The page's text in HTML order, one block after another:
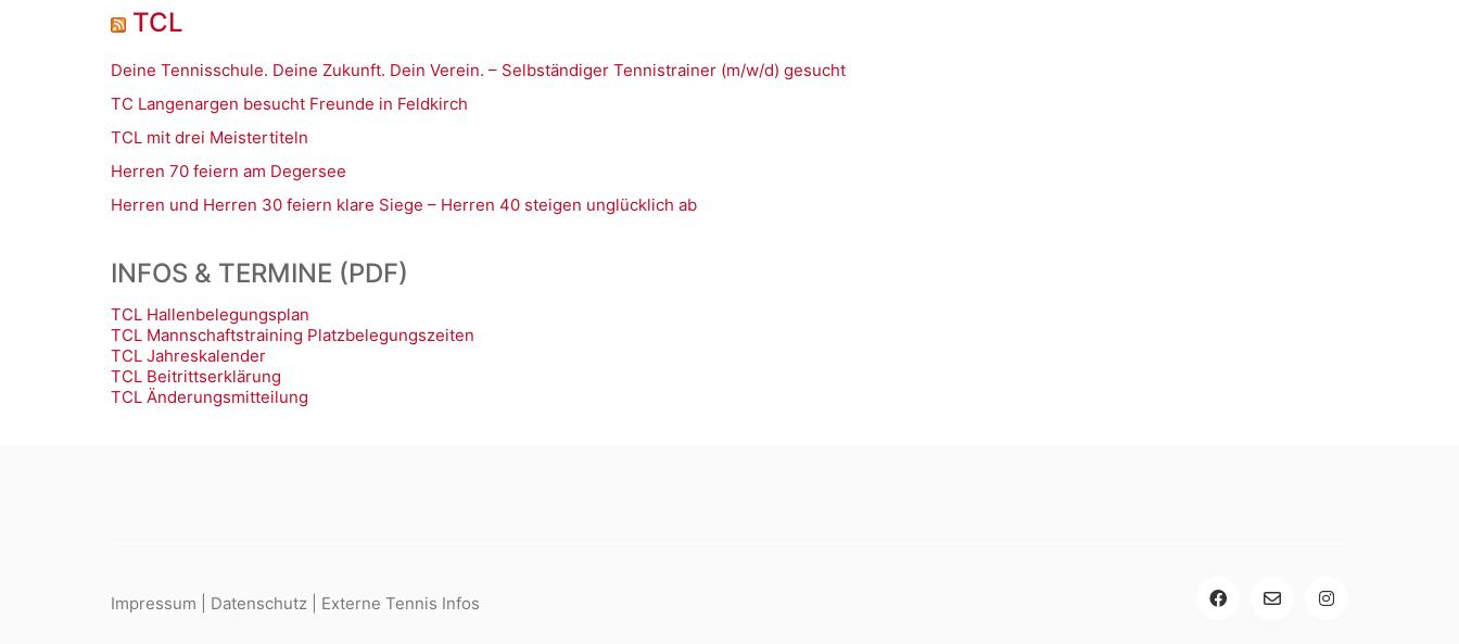
TCL
Deine Tennisschule. Deine Zukunft. Dein Verein. – Selbständiger Tennistrainer (m/w/d) gesucht
TC Langenargen besucht Freunde in Feldkirch
TCL mit drei Meistertiteln
Herren 70 feiern am Degersee
Herren und Herren 30 feiern klare Siege – Herren 40 steigen unglücklich ab
INFOS & TERMINE (PDF)
TCL Hallenbelegungsplan
TCL Mannschaftstraining Platzbelegungszeiten
TCL Jahreskalender
TCL Beitrittserklärung
TCL Änderungsmitteilung
Impressum Datenschutz Externe Tennis Infos